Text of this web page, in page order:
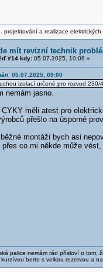
projektování a realizace
mít revizní technik
#14 kdy:05.07.2025, 10:06 »
05.07.2025, 09:00
izolací určené pro rozvod
nemám jasno.
měli atest pro
přešlo na úsporné
montáži bych asi
co mi někde může
palice nemám rád přísloví o tom,
berte s velkou rezervou a